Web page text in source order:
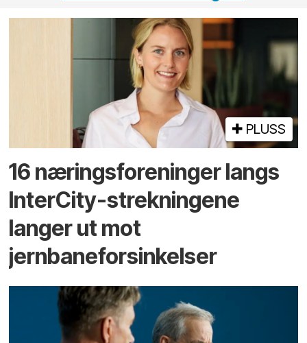
PLUSS
16 næringsforeninger langs
InterCity-strekningene
langer ut mot
jernbaneforsinkelser